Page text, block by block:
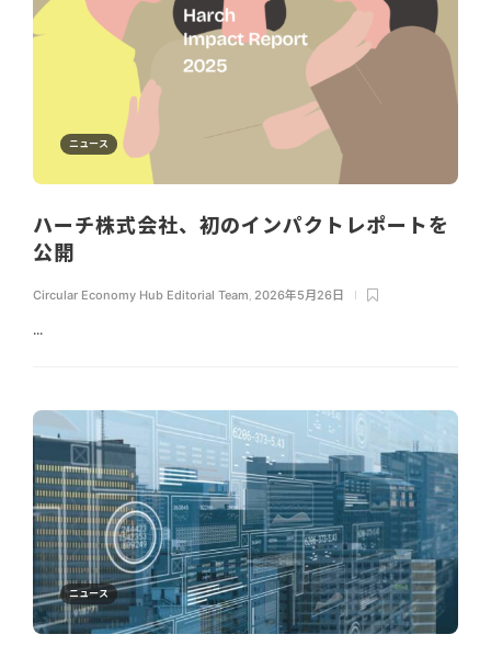
ニュース
ハーチ株式会社、初のインパクトレポートを
公開
Circular Economy Hub Editorial Team 2026年5月26日
...
ニュース